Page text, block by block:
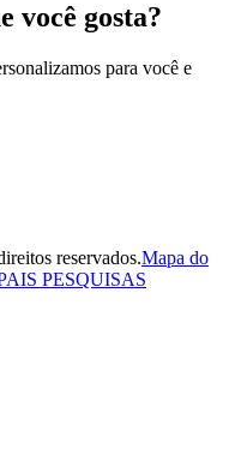
você gosta?
para você e
reservados.Mapa do
PESQUISAS